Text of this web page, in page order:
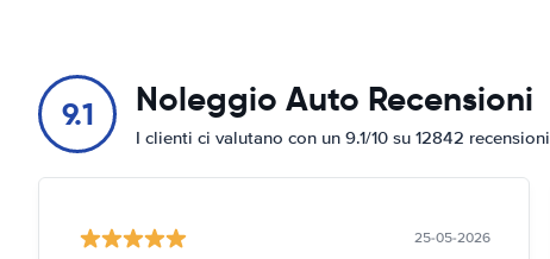
9.1 Noleggio Auto Recensioni
I clienti ci valutano con un 9.1/10 su 12842 recensioni
25-05-2026